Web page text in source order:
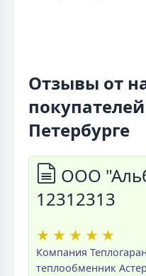
Отзывы от
Петербурге
ООО
12312313
★ ★ ★ ★ ★
Компания
теплообменник